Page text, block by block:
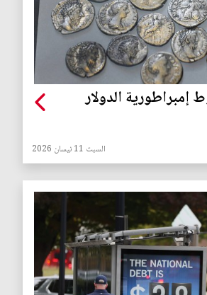
إمبراطورية الدولار
السبت 11 نيسان 2026